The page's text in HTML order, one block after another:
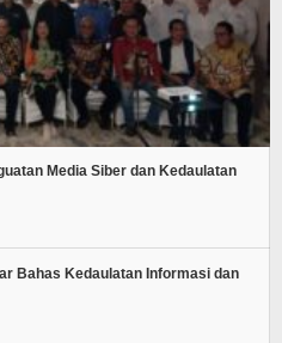
Media Siber dan Kedaulatan
Bahas Kedaulatan Informasi dan